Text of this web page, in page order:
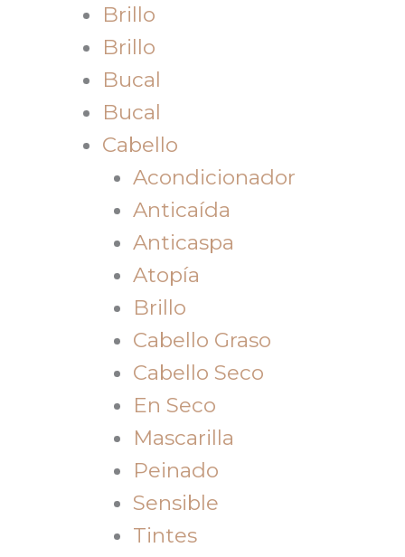
Brillo
Brillo
Bucal
Bucal
Cabello
Acondicionador
Anticaída
Anticaspa
Atopía
Brillo
Cabello Graso
Cabello Seco
En Seco
Mascarilla
Peinado
Sensible
Tintes